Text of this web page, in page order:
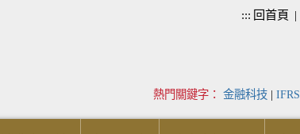
::: 回首頁 |
熱門關鍵字： 金融科技 | IFRS